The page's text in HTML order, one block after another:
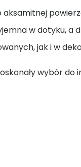
w dotyku, a
jak i w
wybór